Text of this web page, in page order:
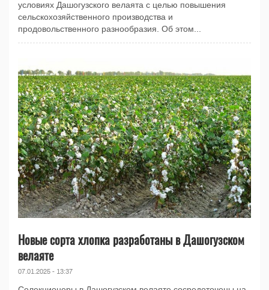
условиях Дашогузского велаята с целью повышения
сельскохозяйственного производства и
продовольственного разнообразия. Об этом...
Новые сорта хлопка разработаны в Дашогузском
велаяте
07.01.2025 - 13:37